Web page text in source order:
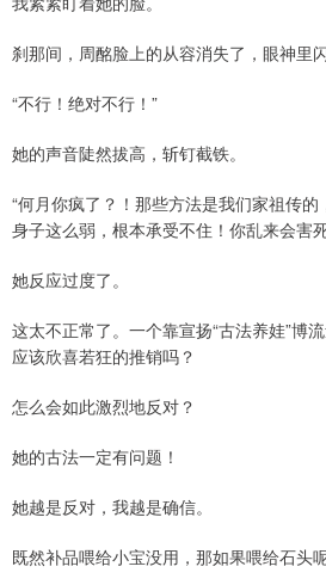
刹那间，周酩脸上的从容消失了，眼神里
“不行！绝对不行！”
她的声音陡然拔高，斩钉截铁。
“何月你疯了？！那些方法是我们家祖传
身子这么弱，根本承受不住！你乱来会害
她反应过度了。
这太不正常了。一个靠宣扬“古法养娃”博
应该欣喜若狂的推销吗？
怎么会如此激烈地反对？
她的古法一定有问题！
她越是反对，我越是确信。
既然补品喂给小宝没用，那如果喂给石头